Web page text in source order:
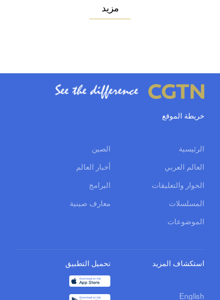
مزيد
خريطة الموقع
الرئيسية
الصين
العالم العربي
أخبار العالم
الحوار والتعليقات
البرامج
المسلسلات
معارف صينية
الموضوعات
استكشاف المزيد
English
تحميل التطبيق